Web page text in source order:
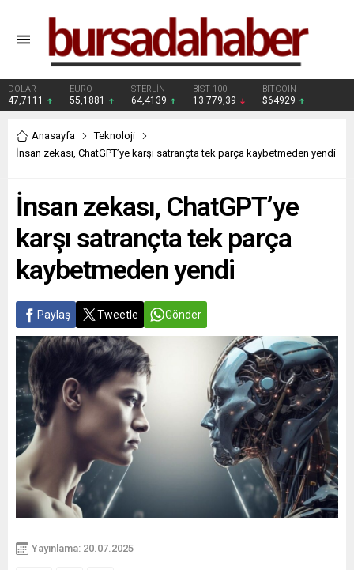
DOLAR
47,7111
EURO
55,1881
STERLİN
64,4139
BIST 100
13.779,39
BITCOIN
$64929
Anasayfa
Teknoloji
İnsan zekası, ChatGPT’ye karşı satrançta tek parça kaybetmeden yendi
İnsan zekası, ChatGPT’ye
karşı satrançta tek parça
kaybetmeden yendi
Paylaş Tweetle Gönder
Yayınlama: 20.07.2025